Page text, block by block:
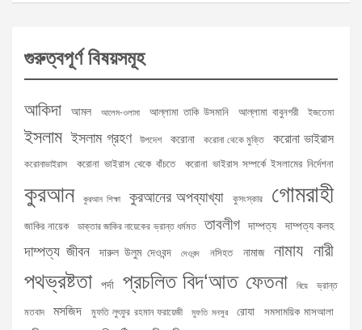
গুরুত্বপূর্ণ বিষয়সমূহ
আকিদা আমল আলেম-ওলামা আল্লামা তাকি উসমানি আল্লামা বাবুনগরী ইজতেমা
ইসলাম ইসলাম গ্রহণ উপদেশ করোনা করোনা থেকে মুক্তি করোনা ভাইরাস
করোনাভাইরাস করোনা ভাইরাস থেকে বাঁচতে করোনা ভাইরাস সম্পর্কে ইসলামের নির্দেশনা
কুরআন কুরআন শিক্ষা কুরআনের অপব্যাখ্যা কুসংস্কার গোমরাহী
জাকির নায়েক ডাক্তার জাকির নায়েকের ভ্রান্ত ধর্মমত তাবলীগ দাম্পত্য দাম্পত্য কলহ
দাম্পত্য জীবন দারুল উলুম দেওবন্দ দেওবন্দ নসিহত নামাজ নামায নারী
পথভ্রষ্টতা পর্দা প্রচলিত বিদ‘আত ফেতনা বিয়ে ভ্রান্ত
মতবাদ মসজিদ মুফতি লুৎফুর রহমান ফরায়েজী মুফতি মনসুর রোযা সমসাময়িক মাসআলা